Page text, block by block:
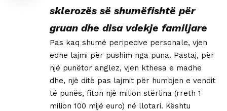
sklerozës së shumëfishtë për
gruan dhe disa vdekje familjare
Pas kaq shumë peripecive personale, vjen
edhe lajmi për pushim nga puna. Pastaj, për
një punëtor anglez, vjen kthesa e madhe
dhe, një ditë pas lajmit për humbjen e vendit
të punës, fiton një milion stërlina (rreth 1
milion 100 mijë euro) në llotari. Kështu